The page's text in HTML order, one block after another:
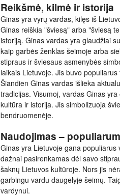
Reikšmė, kilmė ir istorija
Ginas yra vyrų vardas, kilęs iš
Ginas reiškia "šviesą" arba "šviesą
istoriją. Ginas vardas yra glaudžiai
kaip garbės ženklas šeimoje arba
stipraus ir šviesaus asmenybės
laikais Lietuvoje. Jis buvo
Šiandien Ginas vardas išlieka
tradicijas. Visumoj, vardas Ginas
kultūra ir istorija. Jis simbolizuoja
bendruomenėje.
Naudojimas –
Ginas yra Lietuvoje gana
dažnai pasirenkamas dėl savo
šaknų Lietuvos kultūroje. Nors jis
garbingu vardu daugelyje šeimų.
vardynui.